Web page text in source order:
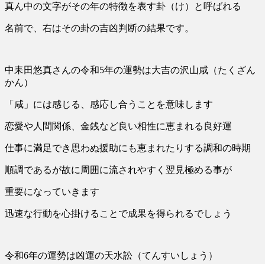
真ん中の文字がその年の特徴を表す卦（け）と呼ばれる
名前で、右はその卦の吉凶判断の結果です。
中耒田悠真さんの令和5年の運勢は大吉の沢山咸（たくざん
かん）
「咸」には感じる、感応し合うことを意味します
恋愛や人間関係、金銭など良い相性に恵まれる良好運
仕事に満足でき思わぬ援助にも恵まれたりする調和の時期
順調であるが故に周囲に流されやすく翌見極める事が
重要になっていきます
迅速な行動を心掛けることで成果を得られるでしょう
令和6年の運勢は凶運の天水訟（てんすいしょう）